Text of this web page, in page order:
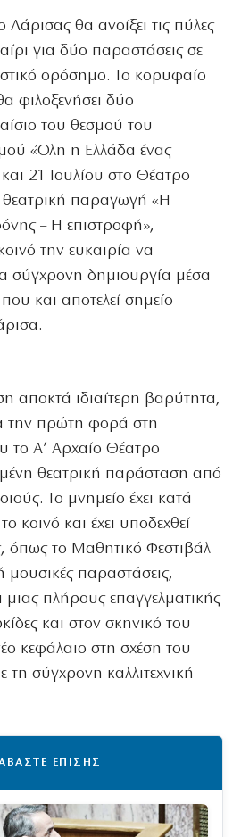
θα ανοίξει τις πύλες
για δύο παραστάσεις σε
ορόσημο. Το κορυφαίο
φιλοξενήσει δύο
του θεσμού του
«Όλη η Ελλάδα ένας
και 21 Ιουλίου στο Θέατρο
παραγωγή «Η
– Η επιστροφή»,
την ευκαιρία να
σύγχρονη δημιουργία μέσα
και αποτελεί σημείο
αποκτά ιδιαίτερη βαρύτητα,
την πρώτη φορά στη
το Α’ Αρχαίο Θέατρο
θεατρική παράσταση από
Το μνημείο έχει κατά
κοινό και έχει υποδεχθεί
όπως το Μαθητικό Φεστιβάλ
παραστάσεις,
πλήρους επαγγελματικής
και στον σκηνικό του
κεφάλαιο στη σχέση του
σύγχρονη καλλιτεχνική
ΕΠΙΣΗΣ